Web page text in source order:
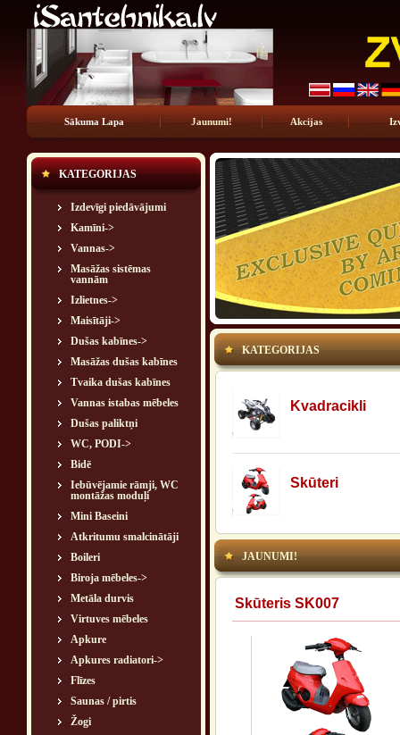
Sākuma Lapa Jaunumi! Akcijas
KATEGORIJAS
Izdevīgi piedāvājumi
Kamīni->
Vannas->
Masāžas sistēmas
vannām
Izlietnes->
Maisītāji->
Dušas kabīnes->
Masāžas dušas kabīnes
Tvaika dušas kabīnes
Vannas istabas mēbeles
Dušas paliktņi
WC, PODI->
Bidē
Iebūvējamie rāmji, WC
montāžas moduļi
Mini Baseini
Atkritumu smalcinātāji
Boileri
Biroja mēbeles->
Metāla durvis
Virtuves mēbeles
Apkure
Apkures radiatori->
Flīzes
Saunas / pirtis
Žogi
KATEGORIJAS
Kvadracikli
Skūteri
JAUNUMI!
Skūteris SK007